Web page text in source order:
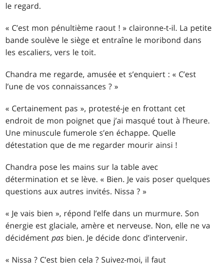
le regard.
« C’est mon pénultième raout ! » claironne-t-il. La petite
bande soulève le siège et entraîne le moribond dans
les escaliers, vers le toit.
Chandra me regarde, amusée et s’enquiert : « C’est
l’une de vos connaissances ? »
« Certainement pas », protesté-je en frottant cet
endroit de mon poignet que j’ai masqué tout à l’heure.
Une minuscule fumerole s’en échappe. Quelle
détestation que de me regarder mourir ainsi !
Chandra pose les mains sur la table avec
détermination et se lève. « Bien. Je vais poser quelques
questions aux autres invités. Nissa ? »
« Je vais bien », répond l’elfe dans un murmure. Son
énergie est glaciale, amère et nerveuse. Non, elle ne va
décidémentpas bien. Je décide donc d’intervenir.
« Nissa ? C’est bien cela ? Suivez-moi, il faut